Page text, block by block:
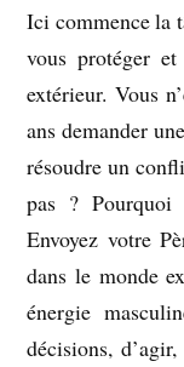
Ici commence la
vous protéger
extérieur. Vous
ans demander
résoudre un
pas ? Pourquoi
Envoyez votre
dans le monde
énergie
décisions,